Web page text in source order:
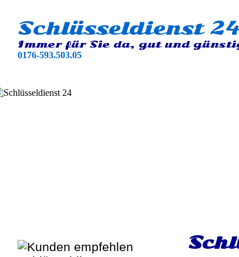
Schlüsseldienst
Immer für Sie da, gut und
0176-593.503.05